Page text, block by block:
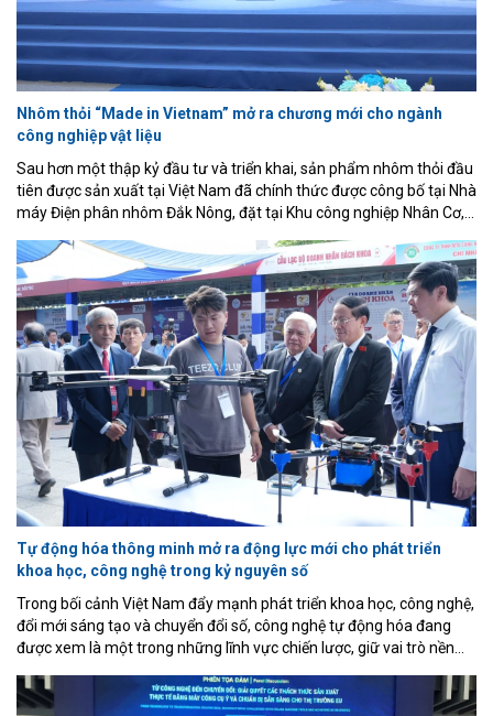
Nhôm thỏi “Made in Vietnam” mở ra chương mới cho ngành
công nghiệp vật liệu
Sau hơn một thập kỷ đầu tư và triển khai, sản phẩm nhôm thỏi đầu
tiên được sản xuất tại Việt Nam đã chính thức được công bố tại Nhà
máy Điện phân nhôm Đắk Nông, đặt tại Khu công nghiệp Nhân Cơ,
nghiệp mà còn đánh dấu bước ngoặt của ngành công nghiệp luyện
kim Việt Nam khi lần đầu tiên làm chủ công nghệ điện phân nhôm
hiện đại, hoàn thiện chuỗi giá trị từ khai thác bauxite, sản xuất
alumin đến luyện nhôm kim loại.
Tự động hóa thông minh mở ra động lực mới cho phát triển
khoa học, công nghệ trong kỷ nguyên số
Trong bối cảnh Việt Nam đẩy mạnh phát triển khoa học, công nghệ,
đổi mới sáng tạo và chuyển đổi số, công nghệ tự động hóa đang
được xem là một trong những lĩnh vực chiến lược, giữ vai trò nền
cạnh tranh quốc gia. Đây là nhận định được các chuyên gia, nhà